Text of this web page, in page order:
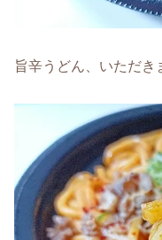
旨辛うどん、いただき